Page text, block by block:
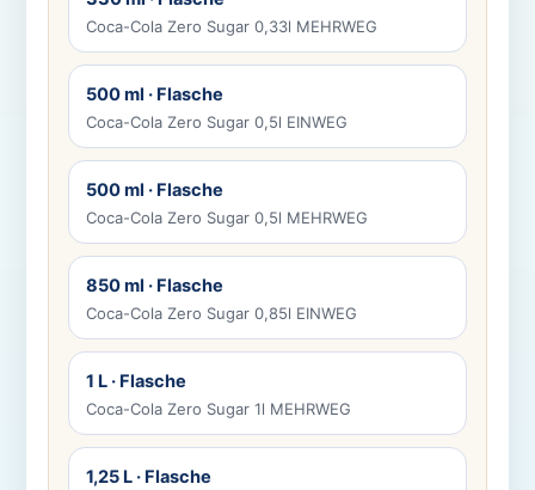
Coca-Cola Zero Sugar 0,33l MEHRWEG
500 ml · Flasche
Coca-Cola Zero Sugar 0,5l EINWEG
500 ml · Flasche
Coca-Cola Zero Sugar 0,5l MEHRWEG
850 ml · Flasche
Coca-Cola Zero Sugar 0,85l EINWEG
1 L · Flasche
Coca-Cola Zero Sugar 1l MEHRWEG
1,25 L · Flasche